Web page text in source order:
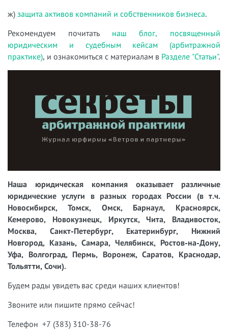
ж) защита активов компаний и собственников бизнеса.
Рекомендуем почитать наш блог, посвященный
юридическим и судебным кейсам (арбитражной
практике), и ознакомиться с материалам в Разделе "Статьи".
Наша юридическая компания оказывает различные
юридические услуги в разных городах России (в т.ч.
Новосибирск, Томск, Омск, Барнаул, Красноярск,
Кемерово, Новокузнецк, Иркутск, Чита, Владивосток,
Москва, Санкт-Петербург, Екатеринбург, Нижний
Новгород, Казань, Самара, Челябинск, Ростов-на-Дону,
Уфа, Волгоград, Пермь, Воронеж, Саратов, Краснодар,
Тольятти, Сочи).
Будем рады увидеть вас среди наших клиентов!
Звоните или пишите прямо сейчас!
Телефон +7 (383) 310-38-76